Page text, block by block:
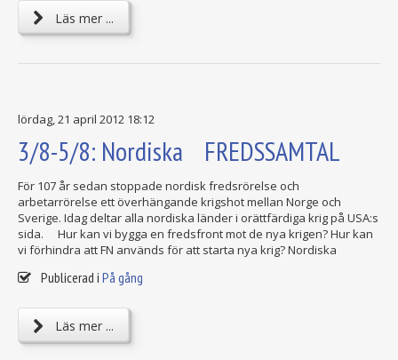
Läs mer ...
lördag, 21 april 2012 18:12
3/8-5/8: Nordiska FREDSSAMTAL
För 107 år sedan stoppade nordisk fredsrörelse och
arbetarrörelse ett överhängande krigshot mellan Norge och
Sverige. Idag deltar alla nordiska länder i orättfärdiga krig på USA:s
sida. Hur kan vi bygga en fredsfront mot de nya krigen? Hur kan
vi förhindra att FN används för att starta nya krig? Nordiska
Publicerad i På gång
Läs mer ...